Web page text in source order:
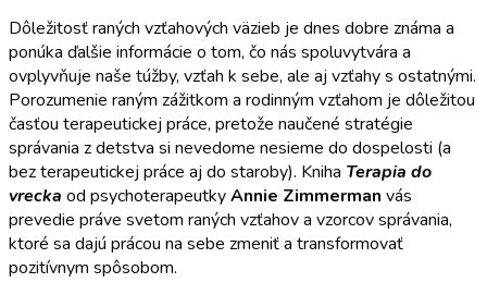
Dôležitosť raných vzťahových väzieb je dnes dobre známa a
ponúka ďalšie informácie o tom, čo nás spoluvytvára a
ovplyvňuje naše túžby, vzťah k sebe, ale aj vzťahy s ostatnými.
Porozumenie raným zážitkom a rodinným vzťahom je dôležitou
časťou terapeutickej práce, pretože naučené stratégie
správania z detstva si nevedome nesieme do dospelosti (a
bez terapeutickej práce aj do staroby). Kniha Terapia do
vrecka od psychoterapeutkyAnnie Zimmerman vás
prevedie práve svetom raných vzťahov a vzorcov správania,
ktoré sa dajú prácou na sebe zmeniť a transformovať
pozitívnym spôsobom.